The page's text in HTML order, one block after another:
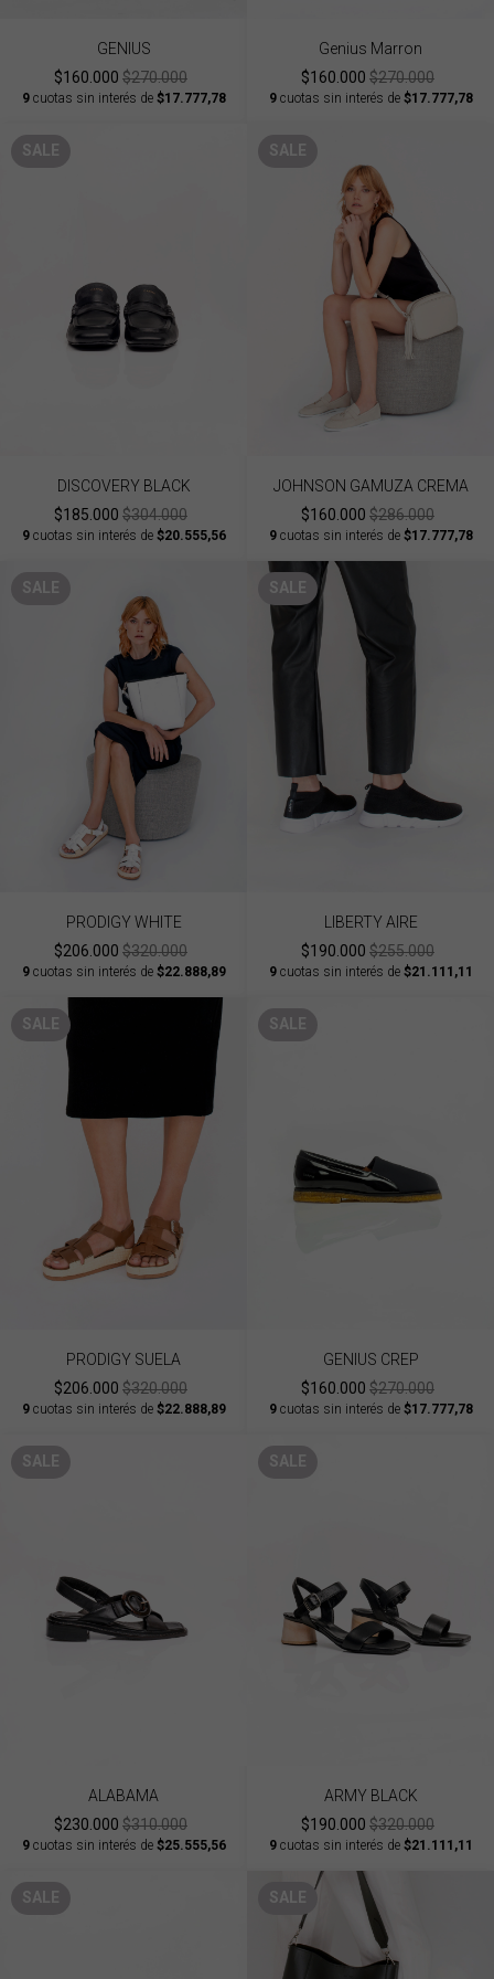
GENIUS
$160.000 $270.000
9cuotas sin interés de $17.777,78
Genius Marron
$160.000 $270.000
9cuotas sin interés de $17.777,78
SALE
DISCOVERY BLACK
$185.000 $304.000
9cuotas sin interés de $20.555,56
SALE
JOHNSON GAMUZA CREMA
$160.000 $286.000
9cuotas sin interés de $17.777,78
SALE
PRODIGY WHITE
$206.000 $320.000
9cuotas sin interés de $22.888,89
SALE
LIBERTY AIRE
$190.000 $255.000
9cuotas sin interés de $21.111,11
SALE
PRODIGY SUELA
$206.000 $320.000
9cuotas sin interés de $22.888,89
SALE
GENIUS CREP
$160.000 $270.000
9cuotas sin interés de $17.777,78
SALE
ALABAMA
$230.000 $310.000
9cuotas sin interés de $25.555,56
SALE
ARMY BLACK
$190.000 $320.000
9cuotas sin interés de $21.111,11
SALE SALE